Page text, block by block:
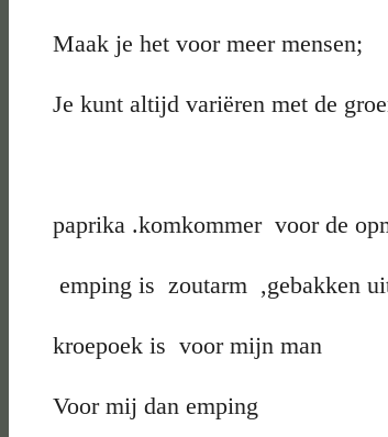
Maak je het voor meer mensen;
Je kunt altijd variëren met de
paprika .komkommer voor de
emping is zoutarm ,gebakken
kroepoek is voor mijn man
Voor mij dan emping